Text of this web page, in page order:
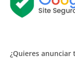
¿Quieres anunciar